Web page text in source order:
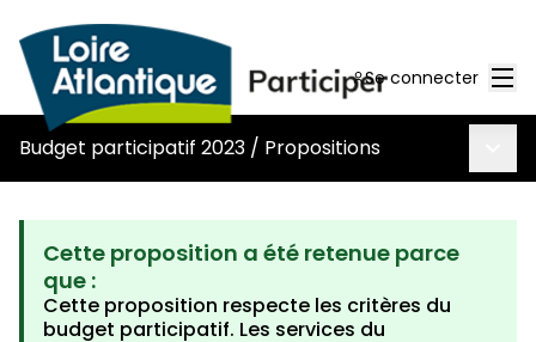
Se connecter
Budget participatif 2023 / Propositions
Cette proposition a été retenue parce
que :
Cette proposition respecte les critères du
budget participatif. Les services du